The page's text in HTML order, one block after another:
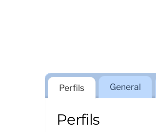
Perfils General
Perfils